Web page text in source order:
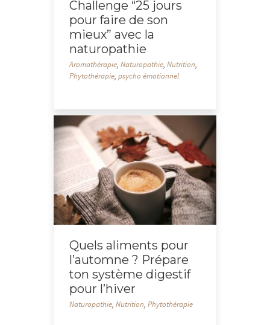
Challenge “25 jours
pour faire de son
mieux” avec la
naturopathie
Aromathérapie,Naturopathie,Nutrition,
Phytothérapie,psycho émotionnel
Quels aliments pour
l’automne ? Prépare
ton système digestif
pour l’hiver
Naturopathie,Nutrition,Phytothérapie